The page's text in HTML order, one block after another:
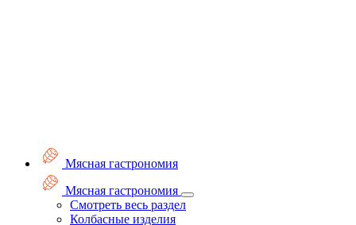
Мясная гастрономия
Мясная гастрономия
Смотреть весь раздел
Колбасные изделия